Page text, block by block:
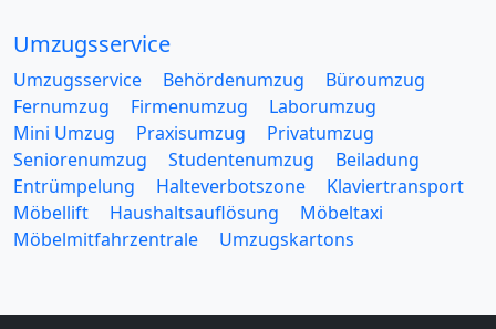
Umzugsservice
Umzugsservice Behördenumzug
Büroumzug
Fernumzug
Firmenumzug
Laborumzug
Mini Umzug
Praxisumzug
Privatumzug
Seniorenumzug
Studentenumzug
Beiladung
Entrümpelung
Halteverbotszone
Klaviertransport
Möbellift
Haushaltsauflösung
Möbeltaxi
Möbelmitfahrzentrale
Umzugskartons